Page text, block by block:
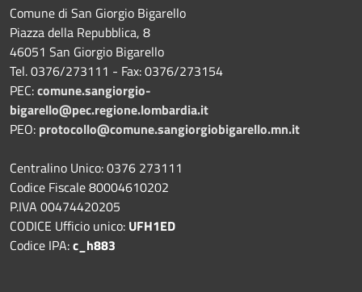
Comune di San Giorgio Bigarello
Piazza della Repubblica, 8
46051 San Giorgio Bigarello
Tel. 0376/273111 - Fax: 0376/273154
PEC:comune.sangiorgio-
bigarello@pec.regione.lombardia.it
PEO: protocollo@comune.sangiorgiobigarello.mn.it
Centralino Unico: 0376 273111
Codice Fiscale 80004610202
P.IVA 00474420205
CODICE Ufficio unico: UFH1ED
Codice IPA:c_h883